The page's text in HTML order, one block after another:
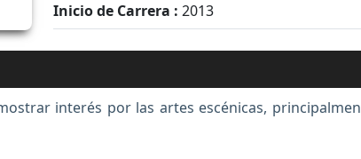
Inicio de Carrera : 2013
interés por las artes escénicas,